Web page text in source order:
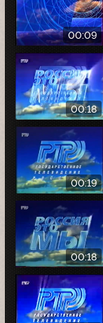
00:09
00:18
00:19
00:18